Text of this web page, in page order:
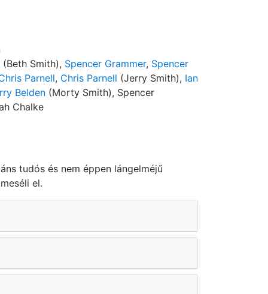
(Beth Smith), Spencer Grammer, Spencer
Parnell, Chris Parnell (Jerry Smith), Ian
Belden (Morty Smith), Spencer
Chalke
tudós és nem éppen lángelméjű
el.